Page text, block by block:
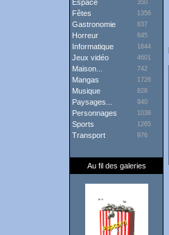
Espace 350
Fêtes 1356
Gastronomie 837
Horreur 645
Informatique 1644
Jeux vidéo 4601
Maison... 742
Mangas 1726
Musique 828
Paysages... 940
Personnages 1038
Sports 1265
Transport 976
Au fil des galeries